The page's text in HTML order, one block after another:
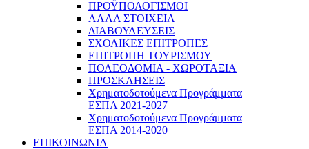
ΠΡΟΫΠΟΛΟΓΙΣΜΟΙ
ΑΛΛΑ ΣΤΟΙΧΕΙΑ
ΔΙΑΒΟΥΛΕΥΣΕΙΣ
ΣΧΟΛΙΚΕΣ ΕΠΙΤΡΟΠΕΣ
ΕΠΙΤΡΟΠΗ ΤΟΥΡΙΣΜΟΥ
ΠΟΛΕΟΔΟΜΙΑ - ΧΩΡΟΤΑΞΙΑ
ΠΡΟΣΚΛΗΣΕΙΣ
Χρηματοδοτούμενα Προγράμματα
ΕΣΠΑ 2021-2027
Χρηματοδοτούμενα Προγράμματα
ΕΣΠΑ 2014-2020
ΕΠΙΚΟΙΝΩΝΙΑ